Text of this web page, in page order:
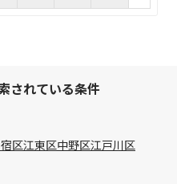
されている条件
区江東区中野区江戸川区